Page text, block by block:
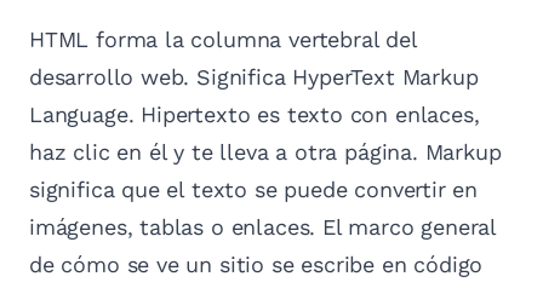
HTML forma la columna vertebral del
desarrollo web. Significa HyperText Markup
Language. Hipertexto es texto con enlaces,
haz clic en él y te lleva a otra página. Markup
significa que el texto se puede convertir en
imágenes, tablas o enlaces. El marco general
de cómo se ve un sitio se escribe en código